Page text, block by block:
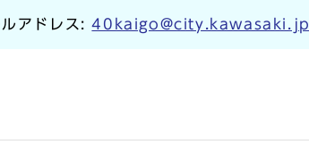
ルアドレス:40kaigo@city.kawasaki.jp